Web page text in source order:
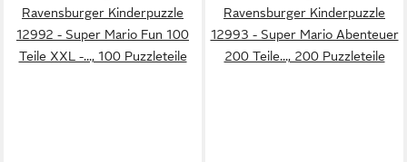
Ravensburger Kinderpuzzle
12992 - Super Mario Fun 100
Teile XXL -..., 100 Puzzleteile
Ravensburger Kinderpuzzle
12993 - Super Mario Abenteuer
200 Teile..., 200 Puzzleteile